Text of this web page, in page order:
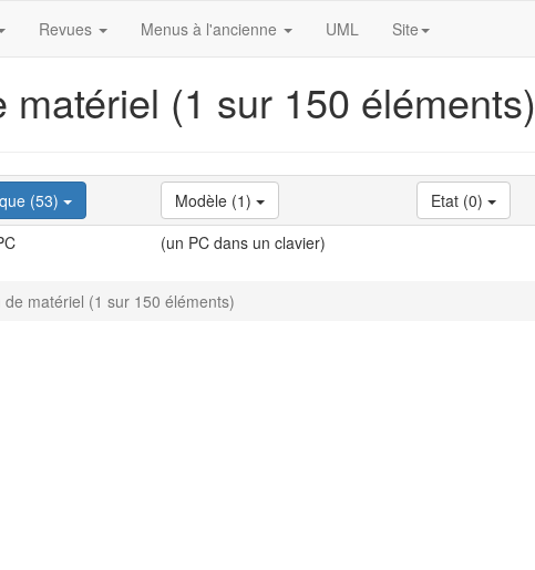
Revues Menus à l'ancienne UML Site
matériel (1 sur 150 éléments)
(53) Modèle (1) Etat (0)
(un PC dans un clavier)
de matériel (1 sur 150 éléments)